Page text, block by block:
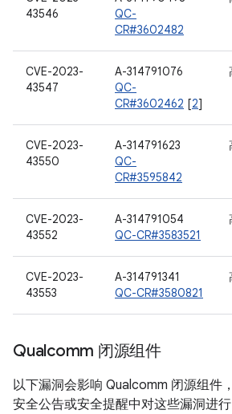
43546
QC-
CR#3602482
CVE-2023-
43547
A-314791076
QC-
CR#3602462 [2]
CVE-2023-
43550
A-314791623
QC-
CR#3595842
CVE-2023-
43552
A-314791054
QC-CR#3583521
CVE-2023-
43553
A-314791341
QC-CR#3580821
Qualcomm 闭源组件
以下漏洞会影响 Qualcomm 闭源组件
安全公告或安全提醒中对这些漏洞进